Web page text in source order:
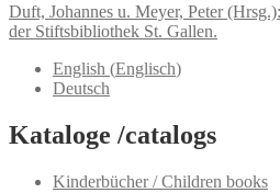
Duft, Johannes u. Meyer, Peter
der Stiftsbibliothek St. Gallen.
English (Englisch)
Deutsch
Kataloge /catalogs
Kinderbücher / Children books